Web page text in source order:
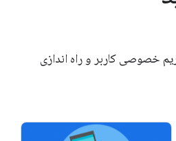
خصوصی کاربر و راه اندازی